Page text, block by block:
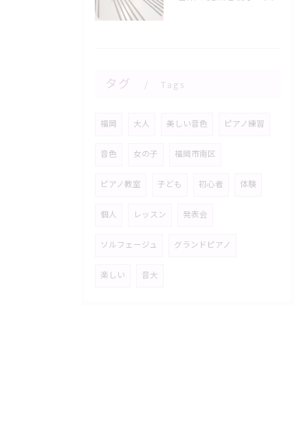
タグ Tags
福岡 大人 美しい音色 ピアノ練習
音色 女の子 福岡市南区
ピアノ教室 子ども 初心者 体験
個人 レッスン 発表会
ソルフェージュ グランドピアノ
楽しい 音大